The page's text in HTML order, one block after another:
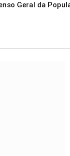
Geral da